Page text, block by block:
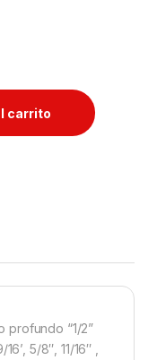
1/2" dr. 13pcs,
carrito
profundo “1/2”
5/8″, 11/16″ ,